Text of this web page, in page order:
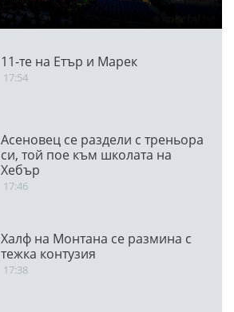
11-те на Етър и Марек
17:54
Асеновец се раздели с треньора
си, той пое към школата на
Хебър
17:46
Халф на Монтана се размина с
тежка контузия
17:38